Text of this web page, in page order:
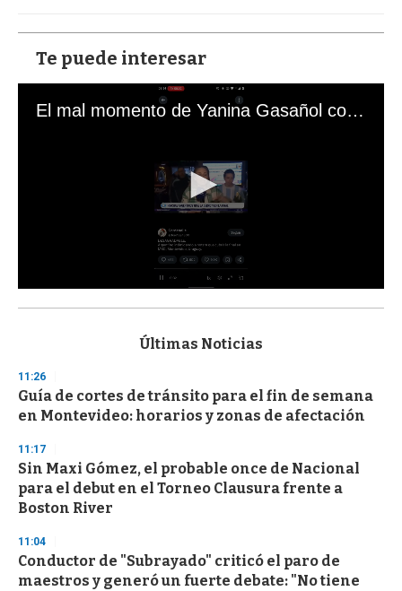
Te puede interesar
El mal momento de Yanina Gasañol con un hincha argentino en "Subrayado"
s
d
s
o
f
3
s
c
o
d
s
Últimas Noticias
11:26
Guía de cortes de tránsito para el fin de semana
en Montevideo: horarios y zonas de afectación
11:17
Sin Maxi Gómez, el probable once de Nacional
para el debut en el Torneo Clausura frente a
Boston River
11:04
Conductor de "Subrayado" criticó el paro de
maestros y generó un fuerte debate: "No tiene